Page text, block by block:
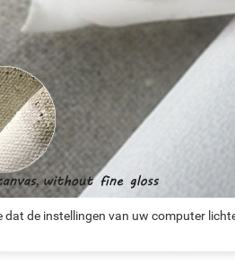
dat de instellingen van uw computer